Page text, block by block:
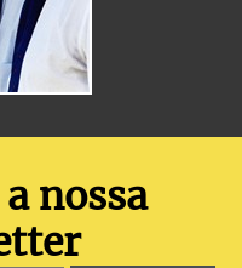
nossa